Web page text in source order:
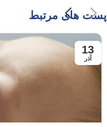
پست های مرتبط
13
آذر